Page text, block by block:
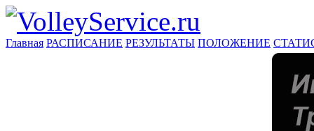
Главная РАСПИСАНИЕ РЕЗУЛЬТАТЫ ПОЛОЖЕНИЕ